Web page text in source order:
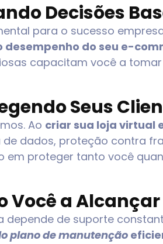
Decisões
para o sucesso
do seu e-
capacitam você a
Seus
Ao criar sua loja virtual
de dados, proteção contra
proteger tanto você
a
depende de suporte
plano de manutenção